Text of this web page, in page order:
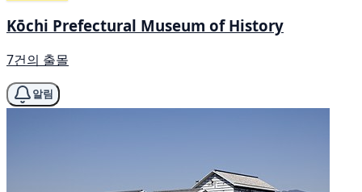
Kōchi Prefectural Museum of History
7건의 출몰
알림